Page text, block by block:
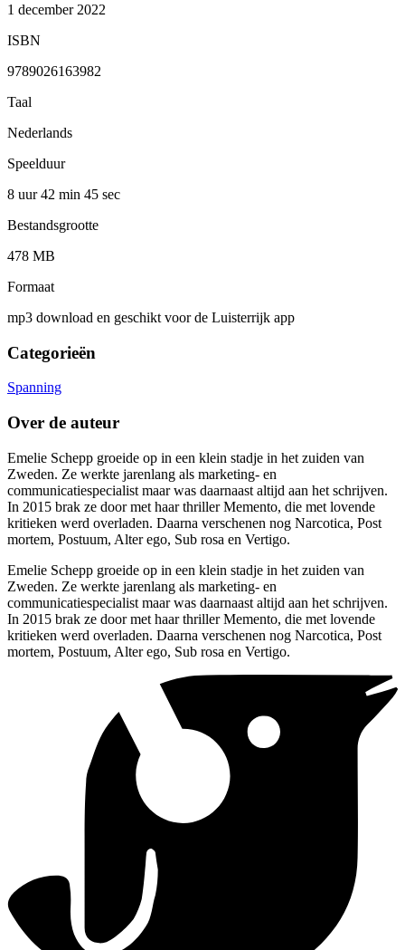
1 december 2022
ISBN
9789026163982
Taal
Nederlands
Speelduur
8 uur 42 min 45 sec
Bestandsgrootte
478 MB
Formaat
mp3 download en geschikt voor de Luisterrijk app
Categorieën
Spanning
Over de auteur
Emelie Schepp groeide op in een klein stadje in het zuiden van
Zweden. Ze werkte jarenlang als marketing- en
communicatiespecialist maar was daarnaast altijd aan het schrijven.
In 2015 brak ze door met haar thriller Memento, die met lovende
kritieken werd overladen. Daarna verschenen nog Narcotica, Post
mortem, Postuum, Alter ego, Sub rosa en Vertigo.
Emelie Schepp groeide op in een klein stadje in het zuiden van
Zweden. Ze werkte jarenlang als marketing- en
communicatiespecialist maar was daarnaast altijd aan het schrijven.
In 2015 brak ze door met haar thriller Memento, die met lovende
kritieken werd overladen. Daarna verschenen nog Narcotica, Post
mortem, Postuum, Alter ego, Sub rosa en Vertigo.